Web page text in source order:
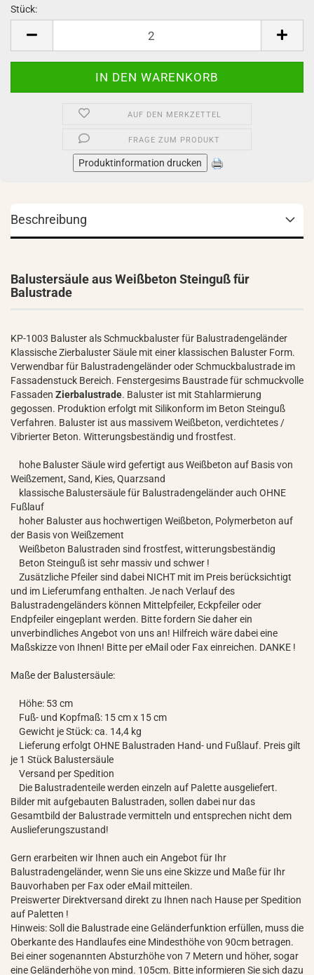
Stück:
AUF DEN MERKZETTEL
FRAGE ZUM PRODUKT
Produktinformation drucken
Beschreibung
Balustersäule aus Weißbeton Steinguß für
Balustrade
KP-1003 Baluster als Schmuckbaluster für Balustradengeländer
Klassische Zierbaluster Säule mit einer klassischen Baluster Form.
Verwendbar für Balustradengeländer oder Schmuckbalustrade im
Fassadenstuck Bereich. Fenstergesims Baustrade für schmuckvolle
Fassaden Zierbalustrade. Baluster ist mit Stahlarmierung
gegossen. Produktion erfolgt mit Silikonform im Beton Steinguß
Verfahren. Baluster ist aus massivem Weißbeton, verdichtetes /
Vibrierter Beton. Witterungsbeständig und frostfest.
hohe Baluster Säule wird gefertigt aus Weißbeton auf Basis von
Weißzement, Sand, Kies, Quarzsand
klassische Balustersäule für Balustradengeländer auch OHNE
Fußlauf
hoher Baluster aus hochwertigen Weißbeton, Polymerbeton auf
der Basis von Weißzement
Weißbeton Balustraden sind frostfest, witterungsbeständig
Beton Steinguß ist sehr massiv und schwer !
Zusätzliche Pfeiler sind dabei NICHT mit im Preis berücksichtigt
und im Lieferumfang enthalten. Je nach Verlauf des
Balustradengeländers können Mittelpfeiler, Eckpfeiler oder
Endpfeiler eingeplant werden. Bitte fordern Sie daher ein
unverbindliches Angebot von uns an! Hilfreich wäre dabei eine
Maßskizze von Ihnen! Bitte per eMail oder Fax einreichen. DANKE !
Maße der Balustersäule:
Höhe: 53 cm
Fuß- und Kopfmaß: 15 cm x 15 cm
Gewicht je Stück: ca. 14,4 kg
Lieferung erfolgt OHNE Balustraden Hand- und Fußlauf. Preis gilt
je 1 Stück Balustersäule
Versand per Spedition
Die Balustradenteile werden einzeln auf Palette ausgeliefert.
Bilder mit aufgebauten Balustraden, sollen dabei nur das
Gesamtbild der Balustrade vermitteln und entsprechen nicht dem
Auslieferungszustand!
Gern erarbeiten wir Ihnen auch ein Angebot für Ihr
Balustradengeländer, wenn Sie uns eine Skizze und Maße für Ihr
Bauvorhaben per Fax oder eMail mitteilen.
Preiswerter Direktversand direkt zu Ihnen nach Hause per Spedition
auf Paletten !
Hinweis: Soll die Balustrade eine Geländerfunktion erfüllen, muss die
Oberkante des Handlaufes eine Mindesthöhe von 90cm betragen.
Bei einer sogenannten Absturzhöhe von 7 Metern und höher, sogar
eine Geländerhöhe von mind. 105cm. Bitte informieren Sie sich dazu